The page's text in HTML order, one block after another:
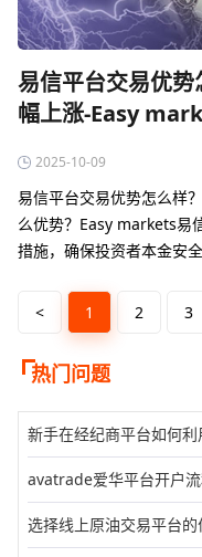
易信平台交易优
幅上涨-Easy
2025-10-09
易信平台交易优势怎么样
么优势？‌Easy markets易
措施，确保投资者本金安
<
1 2 3
热门问题
新手在经纪商平台如何利
avatrade爱华平台开户
选择线上原油交易平台的